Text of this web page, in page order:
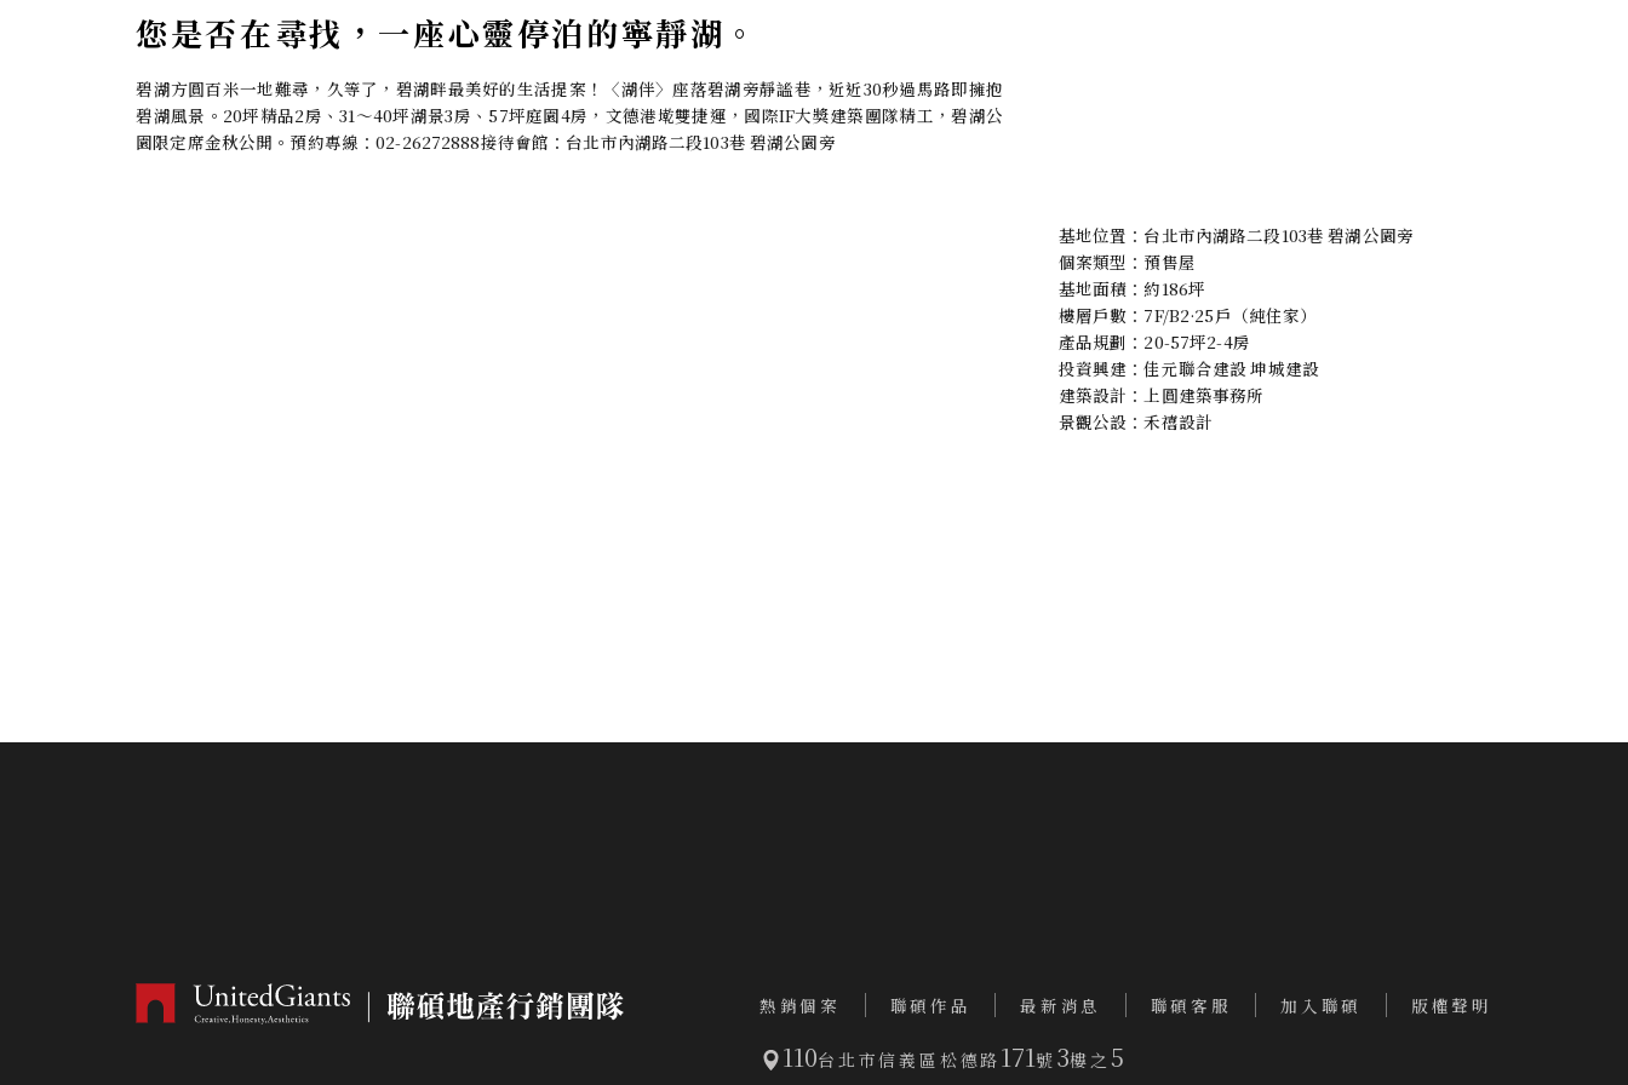
您是否在尋找，一座心靈停泊的寧靜湖。
碧湖方圓百米一地難尋，久等了，碧湖畔最美好的生活提案！〈湖伴〉座落碧湖旁靜謐巷，近近30秒過馬路即擁抱
碧湖風景。20坪精品2房、31～40坪湖景3房、57坪庭園4房，文德港墘雙捷運，國際IF大獎建築團隊精工，碧湖公
園限定席金秋公開。預約專線：02-26272888接待會館：台北市內湖路二段103巷 碧湖公園旁
基地位置：台北市內湖路二段103巷 碧湖公園旁
個案類型：預售屋
基地面積：約186坪
樓層戶數：7F/B2·25戶（純住家）
產品規劃：20-57坪2-4房
投資興建：佳元聯合建設 坤城建設
建築設計：上圓建築事務所
景觀公設：禾禧設計
熱銷個案 聯碩作品 最新消息 聯碩客服 加入聯碩 版權聲明
110台北市信義區松德路 171號 3樓之 5